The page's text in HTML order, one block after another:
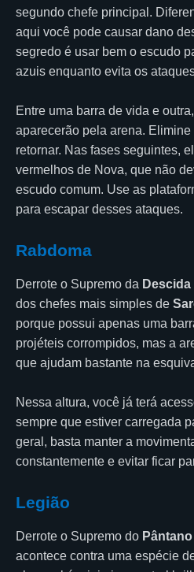
segundo chefe principal.
aqui você pode causar dano
segredo é usar bem o escudo
azuis enquanto evita os
Entre uma barra de vida e
aparecerão pela arena.
retornar. Nas fases seguintes,
vermelhos de Nova, que não
escudo comum. Use as
para escapar desses ataques.
Rabdoma
Derrote o Supremo da
dos chefes mais simples de
porque possui apenas uma
projéteis corrompidos, mas a
que ajudam bastante na
Nessa altura, você já terá
sempre que estiver carregada
geral, basta manter a
constantemente e evitar ficar
Legião
Derrote o Supremo do
acontece contra uma espécie